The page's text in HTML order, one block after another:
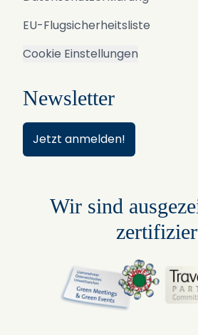
EU-Flugsicherheitsliste
Cookie Einstellungen
Newsletter
Jetzt anmelden!
Wir sind